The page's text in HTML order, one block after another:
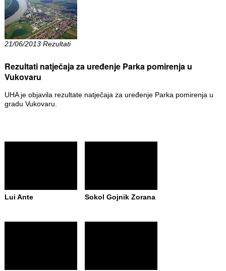
21/06/2013 Rezultati
Rezultati natječaja za uređenje Parka pomirenja u
Vukovaru
UHA je objavila rezultate natječaja za uređenje Parka pomirenja u
gradu Vukovaru.
Lui Ante Sokol Gojnik Zorana